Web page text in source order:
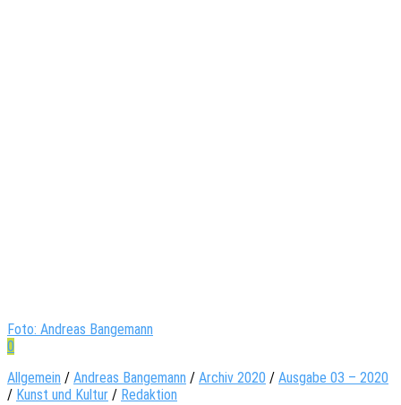
Foto: Andreas Bangemann
0
Allgemein / Andreas Bangemann / Archiv 2020 / Ausgabe 03 – 2020
/ Kunst und Kultur / Redaktion